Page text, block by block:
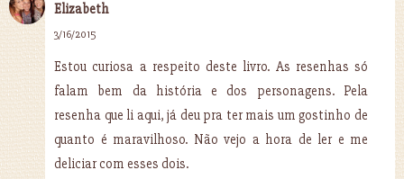
Elizabeth
3/16/2015
Estou curiosa a respeito deste livro. As resenhas só
falam bem da história e dos personagens. Pela
resenha que li aqui, já deu pra ter mais um gostinho de
quanto é maravilhoso. Não vejo a hora de ler e me
deliciar com esses dois.